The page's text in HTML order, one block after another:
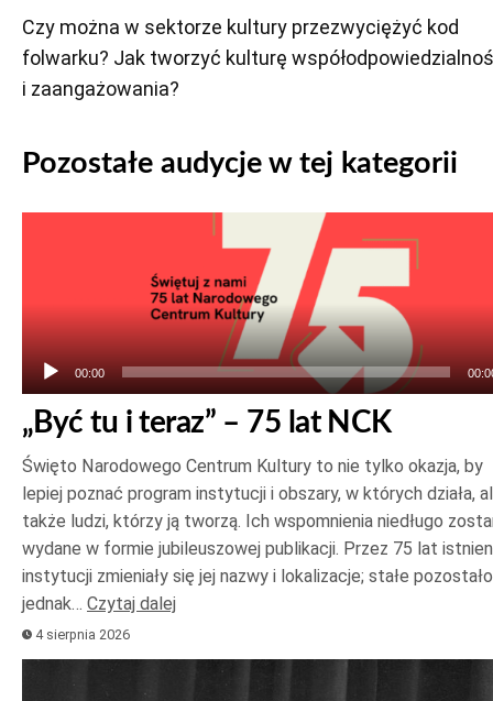
Czy można w sektorze kultury przezwyciężyć kod
folwarku? Jak tworzyć kulturę
i zaangażowania?
Pozostałe audycje w tej kategorii
00:00
„Być tu i teraz” – 75 lat NCK
Święto Narodowego Centrum Kultury to nie tylko okazja, by
lepiej poznać program instytucji i obszary, w których działa,
także ludzi, którzy ją tworzą. Ich wspomnienia niedługo
wydane w formie jubileuszowej publikacji. Przez 75 lat
instytucji zmieniały się jej nazwy i lokalizacje; stałe pozostało
jednak… Czytaj dalej
4 sierpnia 2026